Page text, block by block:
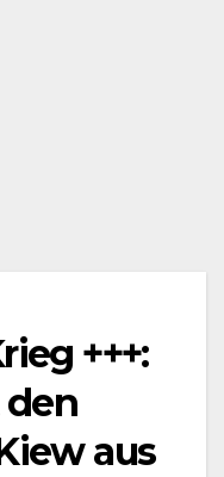
+++:
den
aus